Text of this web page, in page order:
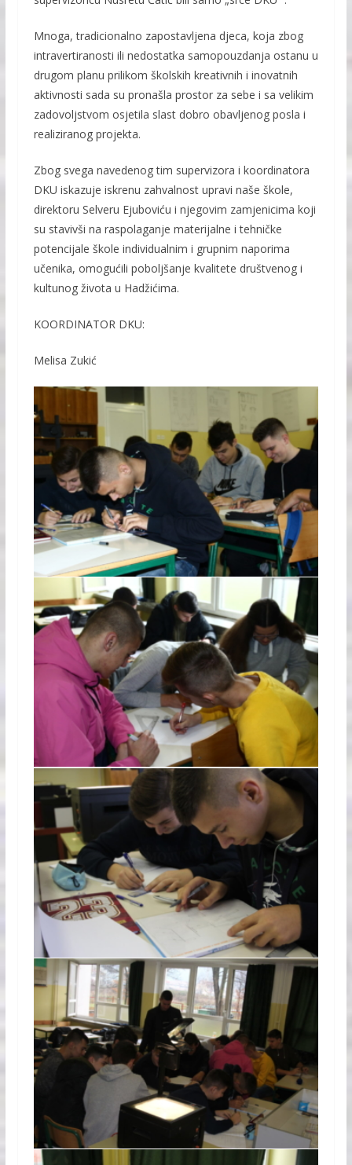
Mnoga, tradicionalno zapostavljena djeca, koja zbog
intravertiranosti ili nedostatka samopouzdanja ostanu u
drugom planu prilikom školskih kreativnih i inovatnih
aktivnosti sada su pronašla prostor za sebe i sa velikim
zadovoljstvom osjetila slast dobro obavljenog posla i
realiziranog projekta.
Zbog svega navedenog tim supervizora i koordinatora
DKU iskazuje iskrenu zahvalnost upravi naše škole,
direktoru Selveru Ejuboviću i njegovim zamjenicima koji
su stavivši na raspolaganje materijalne i tehničke
potencijale škole individualnim i grupnim naporima
učenika, omogućili poboljšanje kvalitete društvenog i
kultunog života u Hadžićima.
KOORDINATOR DKU:
Melisa Zukić